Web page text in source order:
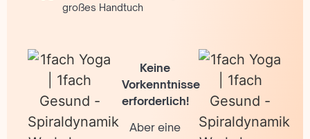
großes Handtuch
Keine
Vorkenntnisse
erforderlich!
Aber eine